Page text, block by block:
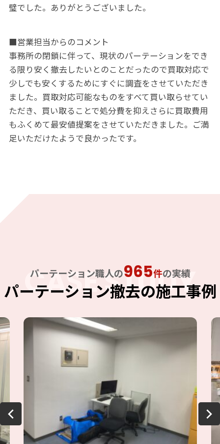
璧でした。ありがとうございました。
■営業担当からのコメント
事務所の閉鎖に伴って、現状のパーテーションをでき
る限り安く撤去したいとのことだったので買取対応で
少しでも安くするためにすぐに調査をさせていただき
ました。買取対応可能なものをすべて買い取らせてい
ただき、買い取ることで処分費を抑えさらに買取費用
もふくめて最安値提案をさせていただきました。ご満
足いただけたようで良かったです。
CASE STUDY
パーテーション職人の965件の実績
パーテーション撤去の施工事例